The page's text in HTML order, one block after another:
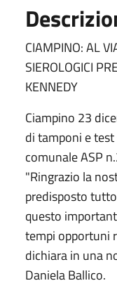
CIAMPINO: AL
SIEROLOGICI
KENNEDY
Ciampino 23
di tamponi e
comunale ASP
"Ringrazio la
predisposto
questo
tempi opportuni
dichiara in una
Daniela Ballico.